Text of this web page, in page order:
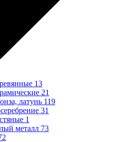
13
21
латунь 119
31
1
металл 73